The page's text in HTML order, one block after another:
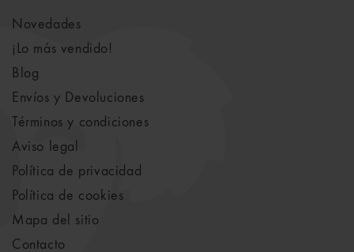
Novedades
¡Lo más vendido!
Blog
Envíos y Devoluciones
Términos y condiciones
Aviso legal
Política de privacidad
Política de cookies
Mapa del sitio
Contacto